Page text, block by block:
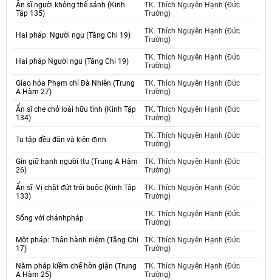
Ẩn sĩ người không thể sánh (Kinh
Tập 135)
TK. Thích Nguyên Hạnh (Đức
Trường)
Hai pháp: Người ngu (Tăng Chi 19)
TK. Thích Nguyên Hạnh (Đức
Trường)
Hai pháp Người ngu (Tăng Chi 19)
TK. Thích Nguyên Hạnh (Đức
Trường)
Gíao hóa Phạm chí Đà Nhiên (Trung
A Hàm 27)
TK. Thích Nguyên Hạnh (Đức
Trường)
Ẩn sĩ che chở loài hữu tình (Kinh Tập
134)
TK. Thích Nguyên Hạnh (Đức
Trường)
Tu tập đều đăn và kiên định
TK. Thích Nguyên Hạnh (Đức
Trường)
Gìn giữ hạnh người ttu (Trung A Hàm
26)
TK. Thích Nguyên Hạnh (Đức
Trường)
Ẩn sĩ -Vị chặt đứt trói buộc (Kinh Tập
133)
TK. Thích Nguyên Hạnh (Đức
Trường)
Sống với chánhpháp
TK. Thích Nguyên Hạnh (Đức
Trường)
Một pháp: Thân hành niệm (Tăng Chi
17)
TK. Thích Nguyên Hạnh (Đức
Trường)
Năm pháp kiềm chế hờn giận (Trung
A Hàm 25)
TK. Thích Nguyên Hạnh (Đức
Trường)